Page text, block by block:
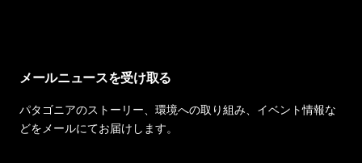
メールニュースを受け取る
パタゴニアのストーリー、環境への取り組み、イベント情報な
どをメールにてお届けします。